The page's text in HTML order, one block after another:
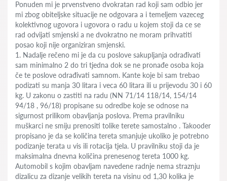
Ponuden mi je prvenstveno dvokratan rad koji sam odbio jer
mi zbog obiteljske situacije ne odgovara a i temeljem vazeceg
kolektivnog ugovora i ugovora o radu u kojem stoji da ce se
rad odvijati smjenski a ne dvokratno ne moram prihvatiti
posao koji nije organiziran smjenski.
1. Nadalje rečeno mi je da cu poslove sakupljanja odrađivati
sam minimalno 2 do tri tjedna dok se ne pronađe osoba koja
če te poslove odrađivati samnom. Kante koje bi sam trebao
podizati su manja 30 litara i veca 60 litara ili u prijevodu 30 i 60
kg. U zakonu o zastiti na radu (NN 71/14 118/14, 154/14
94/18 , 96/18) propisane su odredbe koje se odnose na
sigurnost prilikom obavljanja poslova. Prema pravilniku
muškarci ne smiju prenositi tolike terete samostalno . Takooder
propisano je da se količina tereta smanjuje ukoliko je potrebno
podizanje terata u vis ili rotacija tjela. U pravilniku stoji da je
maksimalna dnevna količina prenesenog tereta 1000 kg.
Automobil s kojim obavljam navedene radnje nema straznju
dizalicu za dizanje velikih tereta na visinu od 1,30 kolika je